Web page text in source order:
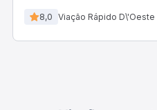
8,0 Viação Rápido D\'Oeste